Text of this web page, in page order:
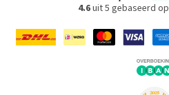
4.6uit 5 gebaseerd op